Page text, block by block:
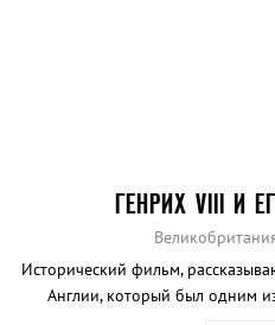
ГЕНРИХ VIII И
Исторический фильм,
Англии, который был одним